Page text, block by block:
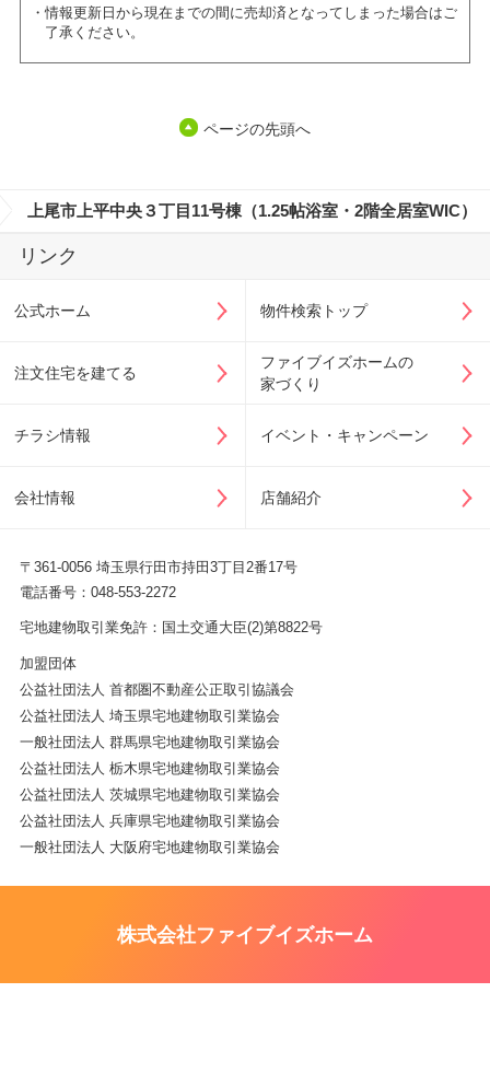
情報更新日から現在までの間に売却済となってしまった場合はご
了承ください。
ページの先頭へ
上尾市上平中央３丁目11号棟（1.25帖浴室・2階全居室WIC）
リンク
公式ホーム 物件検索トップ
注文住宅を建てる
ファイブイズホームの
家づくり
チラシ情報 イベント・キャンペーン
会社情報 店舗紹介
〒361-0056 埼玉県行田市持田3丁目2番17号
電話番号：048-553-2272
宅地建物取引業免許：国土交通大臣(2)第8822号
加盟団体
公益社団法人 首都圏不動産公正取引協議会
公益社団法人 埼玉県宅地建物取引業協会
一般社団法人 群馬県宅地建物取引業協会
公益社団法人 栃木県宅地建物取引業協会
公益社団法人 茨城県宅地建物取引業協会
公益社団法人 兵庫県宅地建物取引業協会
一般社団法人 大阪府宅地建物取引業協会
株式会社ファイブイズホーム